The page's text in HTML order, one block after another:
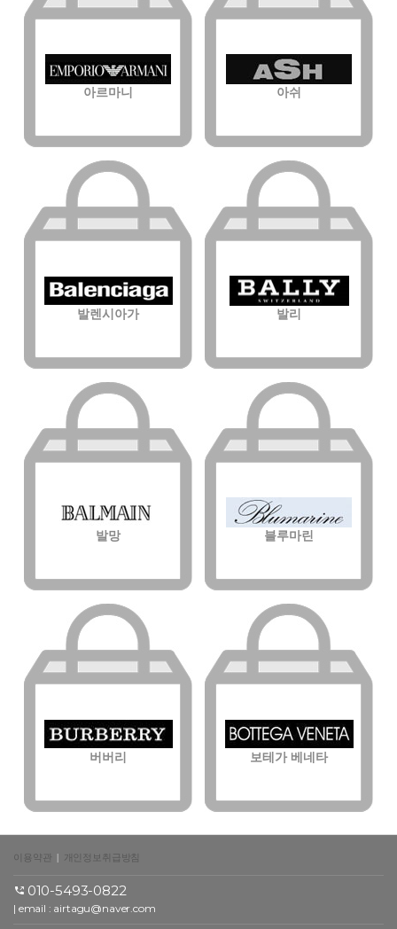
아르마니 아쉬
발렌시아가 발리
발망 블루마린
버버리 보테가 베네타
이용약관 | 개인정보취급방침
010-5493-0822
| email : airtagu@naver.com